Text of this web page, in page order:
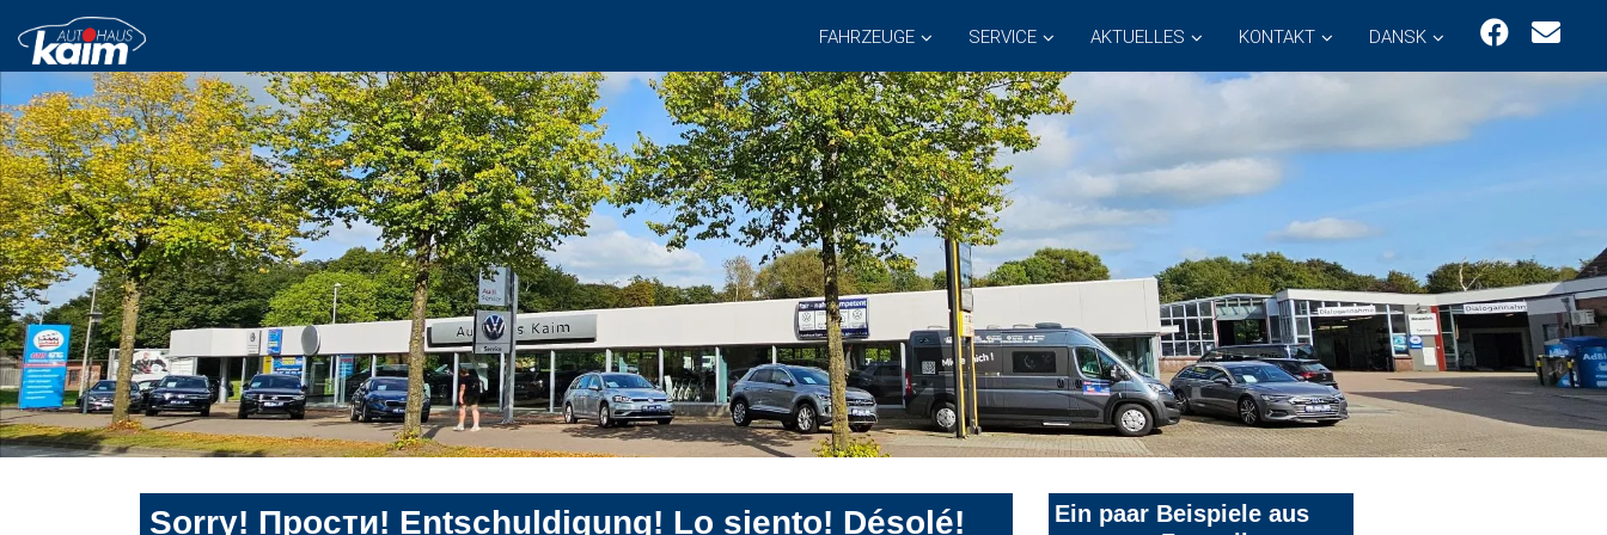
FAHRZEUGE SERVICE AKTUELLES KONTAKT DANSK
Sorry! Прости! Entschuldigung! Lo siento! Désolé!
Ein paar Beispiele aus